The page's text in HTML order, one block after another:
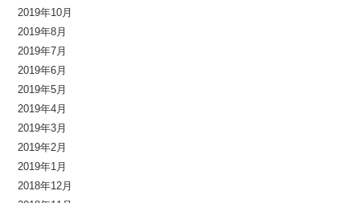
2019年10月
2019年8月
2019年7月
2019年6月
2019年5月
2019年4月
2019年3月
2019年2月
2019年1月
2018年12月